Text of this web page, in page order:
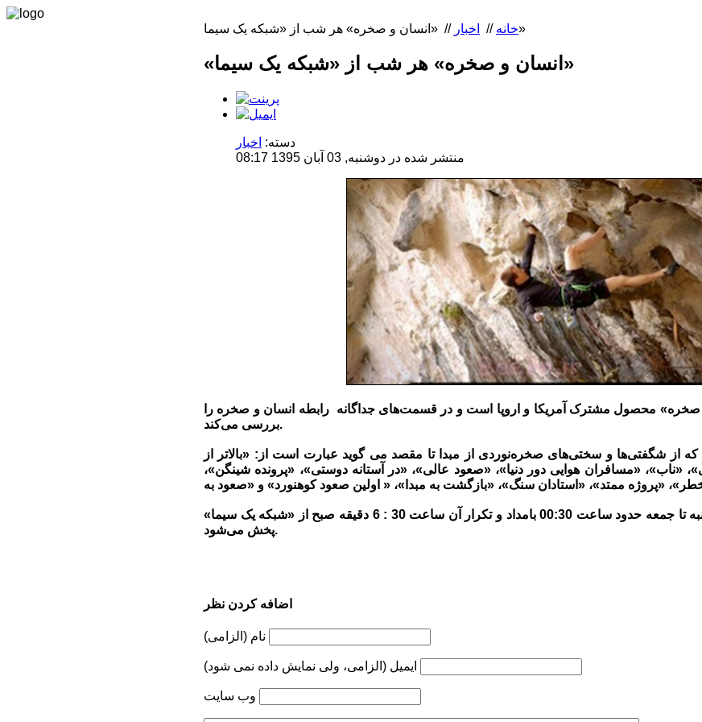
خانه // اخبار // «انسان و صخره» هر شب از «شبکه یک سیما»
«انسان و صخره» هر شب از «شبکه یک سیما»
دسته: اخبار
منتشر شده در دوشنبه, 03 آبان 1395 08:17
و صخره» محصول مشترک آمریکا و اروپا است و در قسمت‌های جداگانه رابطه انسان و صخره را
بررسی می‌کند.
از شگفتی‌ها و سختی‌های صخره‌نوردی از مبدا تا مقصد می گوید عبارت است از: «بالاتر از
«ناب»، «مسافران هوایی دور دنیا»، «صعود عالی»، «در آستانه دوستی»، «پرونده شینگن»،
گفتنی است این مستند از شنبه تا جمعه حدود ساعت 00:30 بامداد و تکرار آن ساعت 30 : 6 دقیقه صبح از «شبکه یک سیما»
پخش می‌شود.
اضافه کردن نظر
نام (الزامی)
ایمیل (الزامی، ولی نمایش داده نمی شود)
وب سایت